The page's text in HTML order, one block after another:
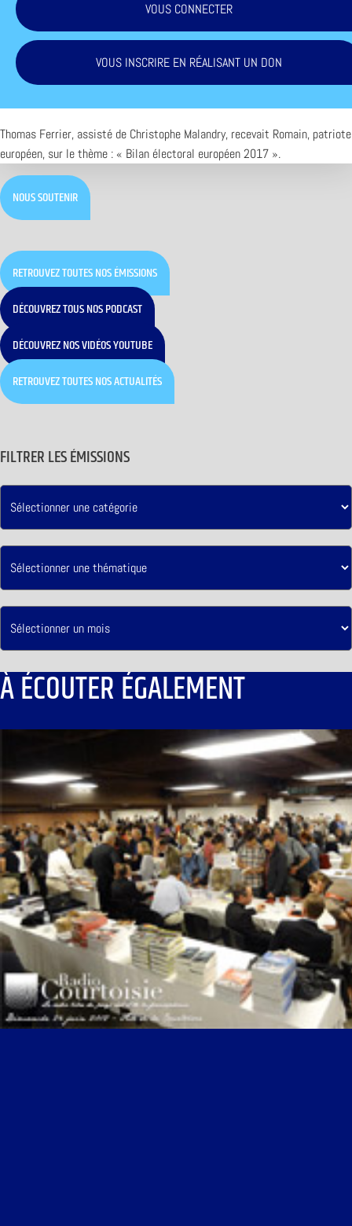
VOUS CONNECTER
VOUS INSCRIRE EN RÉALISANT UN DON
Thomas Ferrier, assisté de Christophe Malandry, recevait Romain, patriote
européen, sur le thème : « Bilan électoral européen 2017 ».
NOUS SOUTENIR
RETROUVEZ TOUTES NOS ÉMISSIONS
DÉCOUVREZ TOUS NOS PODCAST
DÉCOUVREZ NOS VIDÉOS YOUTUBE
RETROUVEZ TOUTES NOS ACTUALITÉS
FILTRER LES ÉMISSIONS
À ÉCOUTER ÉGALEMENT